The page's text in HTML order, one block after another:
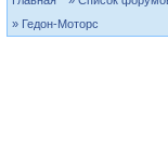
» Гедон-Моторс